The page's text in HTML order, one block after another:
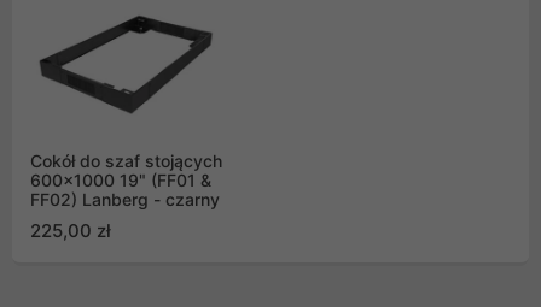
Cokół do szaf stojących
600x1000 19" (FF01 &
FF02) Lanberg - czarny
225,00 zł